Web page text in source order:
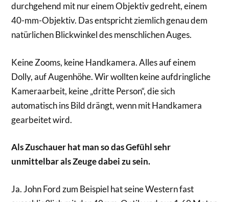
durchgehend mit nur einem Objektiv gedreht, einem
40-mm-Objektiv. Das entspricht ziemlich genau dem
natürlichen Blickwinkel des menschlichen Auges.
Keine Zooms, keine Handkamera. Alles auf einem
Dolly, auf Augenhöhe. Wir wollten keine aufdringliche
Kameraarbeit, keine „dritte Person“, die sich
automatisch ins Bild drängt, wenn mit Handkamera
gearbeitet wird.
Als Zuschauer hat man so das Gefühl sehr
unmittelbar als Zeuge dabei zu sein.
Ja. John Ford zum Beispiel hat seine Western fast